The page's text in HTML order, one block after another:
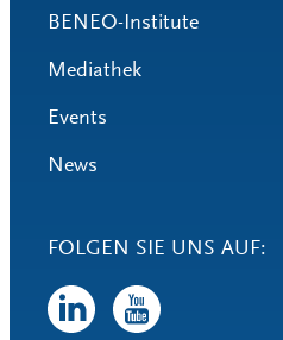
BENEO-Institute
Mediathek
Events
News